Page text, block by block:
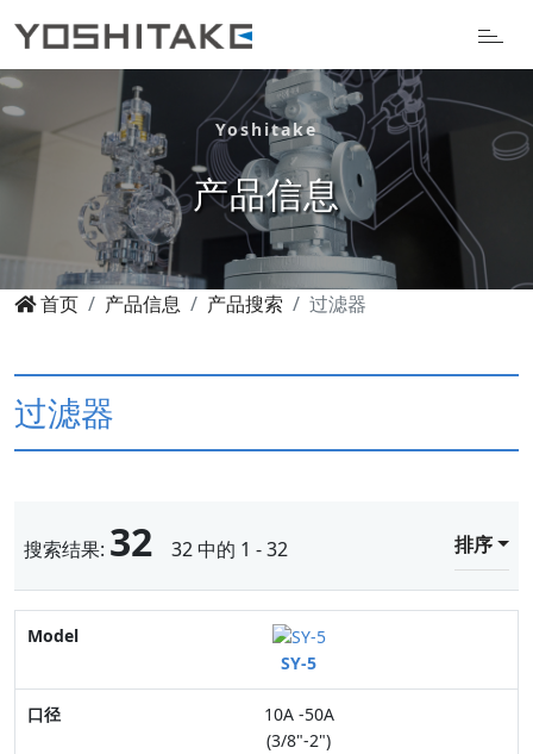
Yoshitake
产品信息
首页 产品信息 产品搜索 过滤器
过滤器
搜索结果: 32 32 中的 1 - 32 排序
Model
口径
适用流体
SY-5
10A -50A
(3/8"-2")